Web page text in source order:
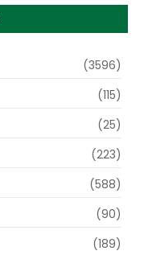
(3596)
(115)
(25)
(223)
(588)
(90)
(189)